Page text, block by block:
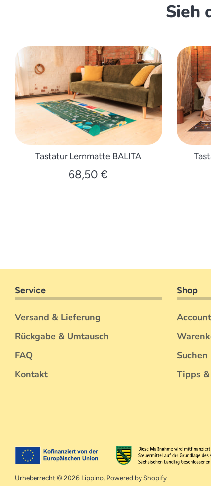
Sieh
Tastatur Lernmatte BALITA
68,50 €
Service
Versand & Lieferung
Rückgabe & Umtausch
FAQ
Kontakt
Shop
Account
Suchen
Tipps
Urheberrecht © 2026 Lippino. Powered by Shopify